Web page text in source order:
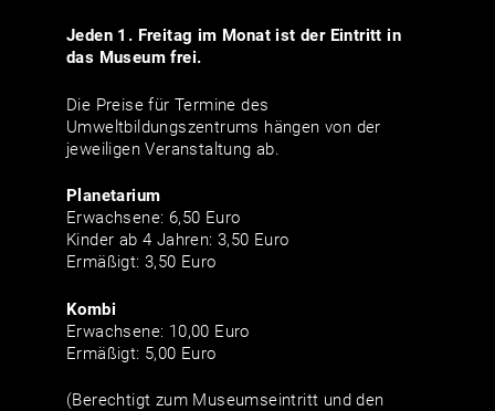
Jeden 1. Freitag im Monat ist der Eintritt in
das Museum frei.
Die Preise für Termine des
Umweltbildungszentrums hängen von der
jeweiligen Veranstaltung ab.
Planetarium
Erwachsene: 6,50 Euro
Kinder ab 4 Jahren: 3,50 Euro
Ermäßigt: 3,50 Euro
Kombi
Erwachsene: 10,00 Euro
Ermäßigt: 5,00 Euro
(Berechtigt zum Museumseintritt und den